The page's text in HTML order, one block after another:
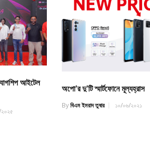
আইটেল
অপো’র দু’টি স্মার্টফোনে মূল্যহ্রাস
Byবিএম ইমরাদ তুষার ১০/০৬/২০২১